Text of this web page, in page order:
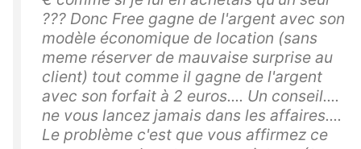
??? Donc Free gagne de l'argent avec son
modèle économique de location (sans
meme réserver de mauvaise surprise au
client) tout comme il gagne de l'argent
avec son forfait à 2 euros.... Un conseil....
ne vous lancez jamais dans les affaires....
Le problème c'est que vous affirmez ce